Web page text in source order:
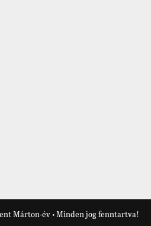
Márton-év • Minden jog fenntartva!